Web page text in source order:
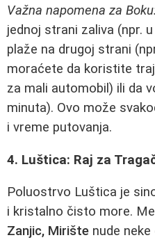
Važna napomena za
jednoj strani zaliva (npr.
plaže na drugoj strani
moraćete da koristite
za mali automobil) ili da
minuta). Ovo može
i vreme putovanja.
4. Luštica: Raj za
Poluostrvo Luštica je
i kristalno čisto more.
Zanjic, Mirište nude